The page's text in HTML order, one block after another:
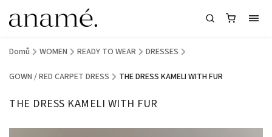
Domů / WOMEN / READY TO WEAR / DRESSES /
GOWN / RED CARPET DRESS / THE DRESS KAMELI WITH FUR
THE DRESS KAMELI WITH FUR